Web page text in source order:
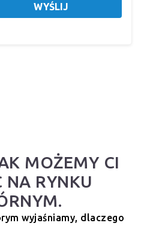
WYŚLIJ
MOŻEMY CI
NA RYNKU
wyjaśniamy, dlaczego